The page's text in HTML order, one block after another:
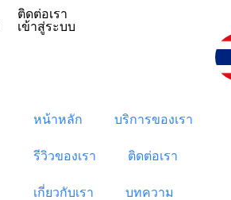
ติดต่อเรา
เข้าสู่ระบบ
หน้าหลัก บริการของเรา
รีวิวของเรา ติดต่อเรา
เกี่ยวกับเรา บทความ